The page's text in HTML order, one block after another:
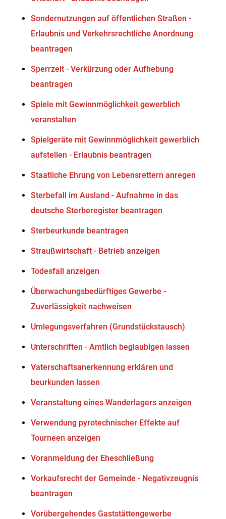
Sondernutzungen auf öffentlichen Straßen -
Erlaubnis und Verkehrsrechtliche Anordnung
beantragen
Sperrzeit - Verkürzung oder Aufhebung
beantragen
Spiele mit Gewinnmöglichkeit gewerblich
veranstalten
Spielgeräte mit Gewinnmöglichkeit gewerblich
aufstellen - Erlaubnis beantragen
Staatliche Ehrung von Lebensrettern anregen
Sterbefall im Ausland - Aufnahme in das
deutsche Sterberegister beantragen
Sterbeurkunde beantragen
Straußwirtschaft - Betrieb anzeigen
Todesfall anzeigen
Überwachungsbedürftiges Gewerbe -
Zuverlässigkeit nachweisen
Umlegungsverfahren (Grundstückstausch)
Unterschriften - Amtlich beglaubigen lassen
Vaterschaftsanerkennung erklären und
beurkunden lassen
Veranstaltung eines Wanderlagers anzeigen
Verwendung pyrotechnischer Effekte auf
Tourneen anzeigen
Voranmeldung der Eheschließung
Vorkaufsrecht der Gemeinde - Negativzeugnis
beantragen
Vorübergehendes Gaststättengewerbe